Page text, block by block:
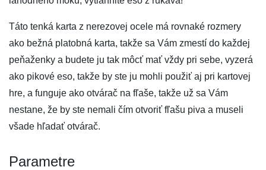
Táto tenká karta z nerezovej ocele má rovnaké rozmery
ako bežná platobná karta, takže sa Vám zmestí do každej
peňaženky a budete ju tak môcť mať vždy pri sebe, vyzerá
ako pikové eso, takže by ste ju mohli použiť aj pri kartovej
hre, a funguje ako otvárač na fľaše, takže už sa Vám
nestane, že by ste nemali čím otvoriť fľašu piva a museli
všade hľadať otvárač.
Parametre